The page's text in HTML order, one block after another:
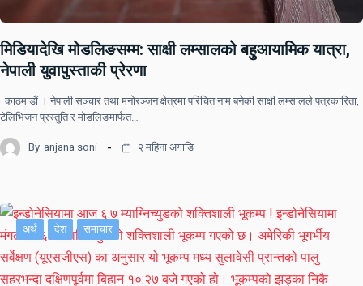
मिडियादेखि मोडलिङसम्म: साक्षी लम्सालको बहुआयामिक यात्रा,
नेपाली युवापुस्ताकी प्रेरणा
काठमाडौं । नेपाली सञ्चार तथा मनोरञ्जन क्षेत्रमा परिचित नाम बनेकी साक्षी लम्सालले पत्रकारिता,
टेलिभिजन प्रस्तुति र मोडलिङमार्फत…
By anjana soni २ महिना अगाडि
अर्थ देश समाचार